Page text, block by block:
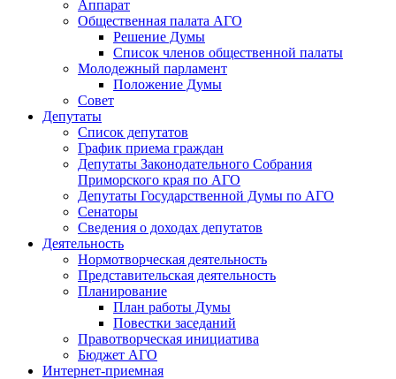
Аппарат
Общественная палата АГО
Решение Думы
Список членов общественной палаты
Молодежный парламент
Положение Думы
Совет
Депутаты
Список депутатов
График приема граждан
Депутаты Законодательного Собрания
Приморского края по АГО
Депутаты Государственной Думы по АГО
Сенаторы
Сведения о доходах депутатов
Деятельность
Нормотворческая деятельность
Представительская деятельность
Планирование
План работы Думы
Повестки заседаний
Правотворческая инициатива
Бюджет АГО
Интернет-приемная